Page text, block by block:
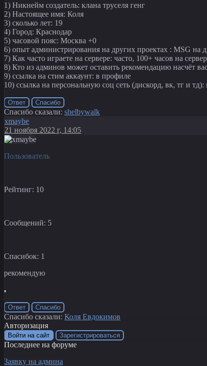
1) Никнейм создатель: клана труселя генг
2) Настоящее имя: Коля
3) сколько лет: 19
4) Город: Краснодар
5) часовой пояс: Москва +0
6) опыт администрирования на других проектах : MSG на
7) Как часто играете на сервере: часто, 100+ часов на
8) Кто из админов может оставить рекомендацию насчёт
9) ссылка на стим аккаунт: в профиле
10) ссылка на персональную соц сеть (дискорд, вк, тг и
Ответ Спасибо
Спасибо сказали: shelbywalk
xmaybe
21 ноября 2022 г, 14:05
Пользователь
Рейтинг: 10
Сообщений: 5
Спасибок: 1
рекомендую
Ответ Спасибо
Спасибо сказали: Коля Евдокимов
Авторизация
Войти на сайт Зарегистрироваться
Последнее на форуме
Заявку на админа